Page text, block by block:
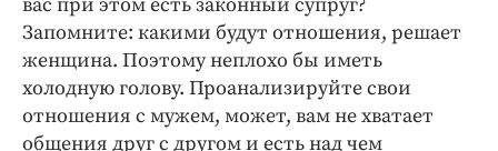
Запомните: какими будут отношения, решает
женщина. Поэтому неплохо бы иметь
холодную голову. Проанализируйте свои
отношения с мужем, может, вам не хватает
общения друг с другом и есть над чем